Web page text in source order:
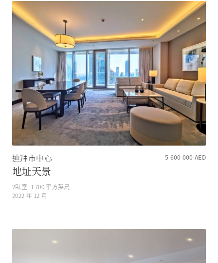
迪拜市中心 5 600 000 AED
地址天景
2臥室, 1 700 平方英尺
2022 年 12 月